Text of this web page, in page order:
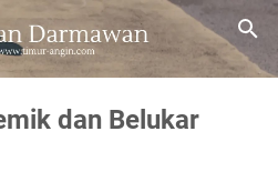
dan Belukar